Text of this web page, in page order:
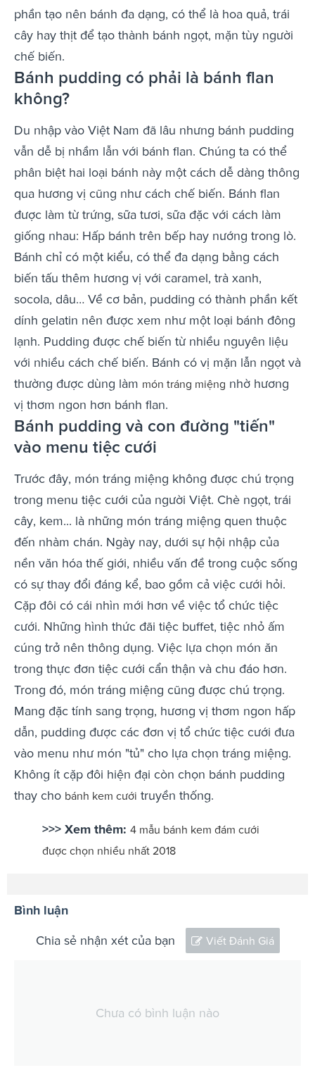
phần tạo nên bánh đa dạng, có thể là hoa quả, trái
cây hay thịt để tạo thành bánh ngọt, mặn tùy người
chế biến.
Bánh pudding có phải là bánh flan
không?
Du nhập vào Việt Nam đã lâu nhưng bánh pudding
vẫn dễ bị nhầm lẫn với bánh flan. Chúng ta có thể
phân biệt hai loại bánh này một cách dễ dàng thông
qua hương vị cũng như cách chế biến. Bánh flan
được làm từ trứng, sữa tươi, sữa đặc với cách làm
giống nhau: Hấp bánh trên bếp hay nướng trong lò.
Bánh chỉ có một kiểu, có thể đa dạng bằng cách
biến tấu thêm hương vị với caramel, trà xanh,
socola, dâu… Về cơ bản, pudding có thành phần kết
dính gelatin nên được xem như một loại bánh đông
lạnh. Pudding được chế biến từ nhiều nguyên liệu
với nhiều cách chế biến. Bánh có vị mặn lẫn ngọt và
thường được dùng làm món tráng miệng nhờ hương
vị thơm ngon hơn bánh flan.
Bánh pudding và con đường "tiến"
vào menu tiệc cưới
Trước đây, món tráng miệng không được chú trọng
trong menu tiệc cưới của người Việt. Chè ngọt, trái
cây, kem... là những món tráng miệng quen thuộc
đến nhàm chán. Ngày nay, dưới sự hội nhập của
nền văn hóa thế giới, nhiều vấn đề trong cuộc sống
có sự thay đổi đáng kể, bao gồm cả việc cưới hỏi.
Cặp đôi có cái nhìn mới hơn về việc tổ chức tiệc
cưới. Những hình thức đãi tiệc buffet, tiệc nhỏ ấm
cúng trở nên thông dụng. Việc lựa chọn món ăn
trong thực đơn tiệc cưới cẩn thận và chu đáo hơn.
Trong đó, món tráng miệng cũng được chú trọng.
Mang đặc tính sang trọng, hương vị thơm ngon hấp
dẫn, pudding được các đơn vị tổ chức tiệc cưới đưa
vào menu như món "tủ" cho lựa chọn tráng miệng.
Không ít cặp đôi hiện đại còn chọn bánh pudding
thay cho bánh kem cưới truyền thống.
>>> Xem thêm: 4 mẫu bánh kem đám cưới
được chọn nhiều nhất 2018
Bình luận
Chia sẻ nhận xét của bạn Viết Đánh Giá
Chưa có bình luận nào